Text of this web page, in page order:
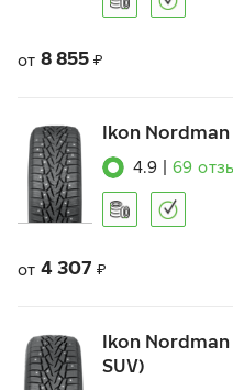
от 8 855 ₽
Ikon Nordman
4.9 69
от 4 307 ₽
Ikon Nordman
SUV)